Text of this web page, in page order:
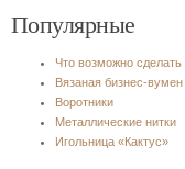
Популярные
Что возможно
Вязаная бизнес-
Воротники
Металлические нитки
Игольница «Кактус»